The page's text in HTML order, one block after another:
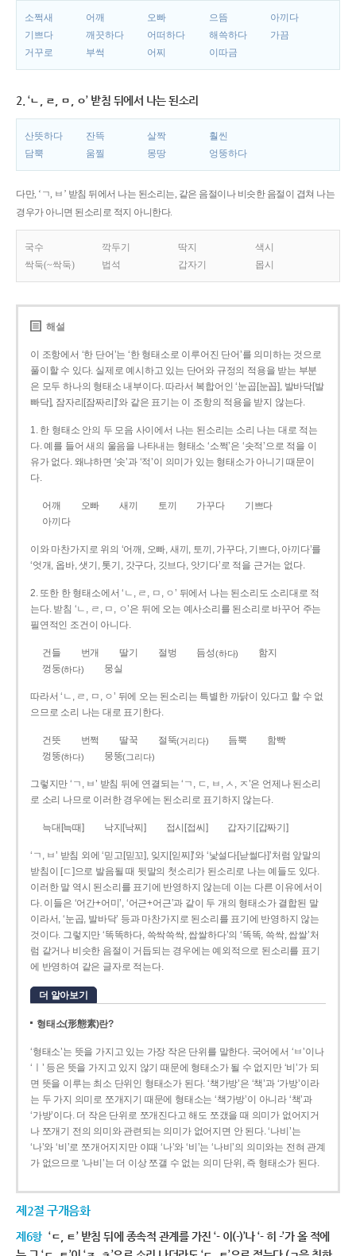
소쩍새 어깨 오빠 으뜸
아끼다
기쁘다
깨끗하다 어떠하다 해쓱하다
가끔
거꾸로
부썩 어찌 이따금
2. ‘ㄴ, ㄹ, ㅁ, ㅇ’ 받침 뒤에서 나는 된소리
산뜻하다 잔뜩 살짝
훨씬
담뿍
움찔 몽땅 엉뚱하다
다만, ‘ㄱ, ㅂ’ 받침 뒤에서 나는 된소리는, 같은 음절이나 비슷한 음절이 겹쳐 나는
경우가 아니면 된소리로 적지 아니한다.
국수 깍두기 딱지
색시
싹둑(~싹둑)
법석 갑자기 몹시
해설
이 조항에서 ‘한 단어’는 ‘한 형태소로 이루어진 단어’를 의미하는 것으로
풀이할 수 있다. 실제로 예시하고 있는 단어와 규정의 적용을 받는 부분
은 모두 하나의 형태소 내부이다. 따라서 복합어인 ‘눈곱[눈꼽], 발바닥[발
빠닥], 잠자리[잠짜리]’와 같은 표기는 이 조항의 적용을 받지 않는다.
1. 한 형태소 안의 두 모음 사이에서 나는 된소리는 소리 나는 대로 적는
다. 예를 들어 새의 울음을 나타내는 형태소 ‘소쩍’은 ‘솟적’으로 적을 이
유가 없다. 왜냐하면 ‘솟’과 ‘적’이 의미가 있는 형태소가 아니기 때문이
다.
어깨 오빠 새끼 토끼 가꾸다
기쁘다
아끼다
이와 마찬가지로 위의 ‘어깨, 오빠, 새끼, 토끼, 가꾸다, 기쁘다, 아끼다’를
‘엇개, 옵바, 샛기, 톳기, 갓구다, 깃브다, 앗기다’로 적을 근거는 없다.
2. 또한 한 형태소에서 ‘ㄴ, ㄹ, ㅁ, ㅇ’ 뒤에서 나는 된소리도 소리대로 적
는다. 받침 ‘ㄴ, ㄹ, ㅁ, ㅇ’은 뒤에 오는 예사소리를 된소리로 바꾸어 주는
필연적인 조건이 아니다.
건들 번개 딸기 절벙 듬성(하다)
함지
껑둥(하다) 뭉실
따라서 ‘ㄴ, ㄹ, ㅁ, ㅇ’ 뒤에 오는 된소리는 특별한 까닭이 있다고 할 수 없
으므로 소리 나는 대로 표기한다.
건뜻 번쩍 딸꾹 절뚝(거리다) 듬뿍
함빡
껑뚱(하다) 뭉뚱(그리다)
그렇지만 ‘ㄱ, ㅂ’ 받침 뒤에 연결되는 ‘ㄱ, ㄷ, ㅂ, ㅅ, ㅈ’은 언제나 된소리
로 소리 나므로 이러한 경우에는 된소리로 표기하지 않는다.
늑대[늑때] 낙지[낙찌] 접시[접씨] 갑자기[갑짜기]
‘ㄱ, ㅂ’ 받침 외에 ‘믿고[믿꼬], 잊지[읻찌]’와 ‘낯설다[낟썰다]’처럼 앞말의
받침이 [ㄷ]으로 발음될 때 뒷말의 첫소리가 된소리로 나는 예들도 있다.
이러한 말 역시 된소리를 표기에 반영하지 않는데 이는 다른 이유에서이
다. 이들은 ‘어간+어미’, ‘어근+어근’과 같이 두 개의 형태소가 결합된 말
이라서, ‘눈곱, 발바닥’ 등과 마찬가지로 된소리를 표기에 반영하지 않는
것이다. 그렇지만 ‘똑똑하다, 쓱싹쓱싹, 쌉쌀하다’의 ‘똑똑, 쓱싹, 쌉쌀’처
럼 같거나 비슷한 음절이 거듭되는 경우에는 예외적으로 된소리를 표기
에 반영하여 같은 글자로 적는다.
더 알아보기
형태소(形態素)란?
‘형태소’는 뜻을 가지고 있는 가장 작은 단위를 말한다. 국어에서 ‘ㅂ’이나
‘ㅣ’ 등은 뜻을 가지고 있지 않기 때문에 형태소가 될 수 없지만 ‘비’가 되
면 뜻을 이루는 최소 단위인 형태소가 된다. ‘책가방’은 ‘책’과 ‘가방’이라
는 두 가지 의미로 쪼개지기 때문에 형태소는 ‘책가방’이 아니라 ‘책’과
‘가방’이다. 더 작은 단위로 쪼개진다고 해도 쪼갰을 때 의미가 없어지거
나 쪼개기 전의 의미와 관련되는 의미가 없어지면 안 된다. ‘나비’는
‘나’와 ‘비’로 쪼개어지지만 이때 ‘나’와 ‘비’는 ‘나비’의 의미와는 전혀 관계
가 없으므로 ‘나비’는 더 이상 쪼갤 수 없는 의미 단위, 즉 형태소가 된다.
제2절 구개음화
제6항 ‘ㄷ, ㅌ’ 받침 뒤에 종속적 관계를 가진 ‘- 이(-)’나 ‘- 히 -’가 올 적에